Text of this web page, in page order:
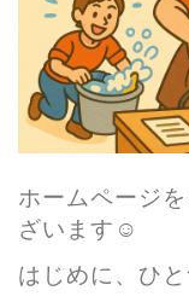
ホームページ
ざいます☺️
はじめに、ひ